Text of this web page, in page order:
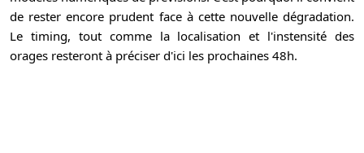
de rester encore prudent face à cette nouvelle dégradation.
Le timing, tout comme la localisation et l'instensité des
orages resteront à préciser d'ici les prochaines 48h.